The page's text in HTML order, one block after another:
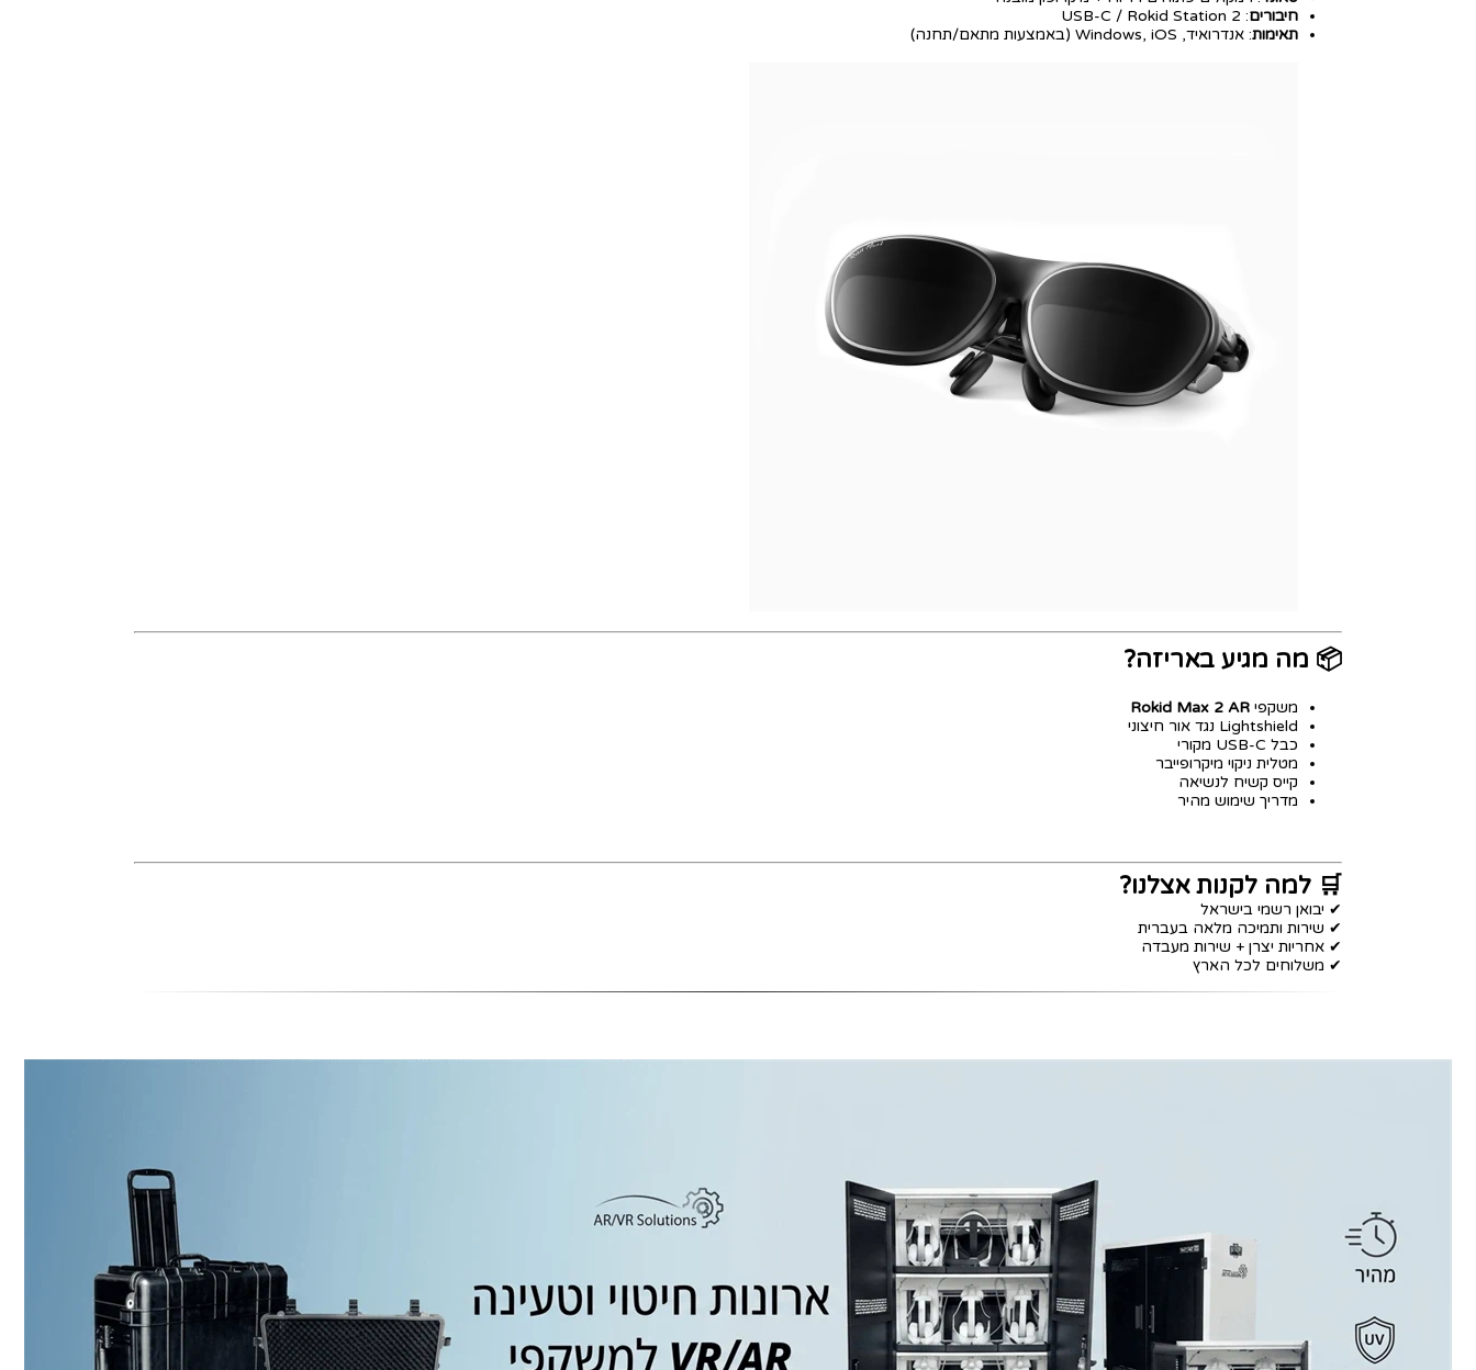
חיבורים: USB-C / Rokid Station 2
תאימות: אנדרואיד, Windows, iOS (באמצעות מתאם/תחנה)
📦 מה מגיע באריזה?
משקפי Rokid Max 2 AR
Lightshield נגד אור חיצוני
כבל USB-C מקורי
מטלית ניקוי מיקרופייבר
קייס קשיח לנשיאה
מדריך שימוש מהיר
🛒 למה לקנות אצלנו?
✔ יבואן רשמי בישראל
✔ שירות ותמיכה מלאה בעברית
✔ אחריות יצרן + שירות מעבדה
✔ משלוחים לכל הארץ